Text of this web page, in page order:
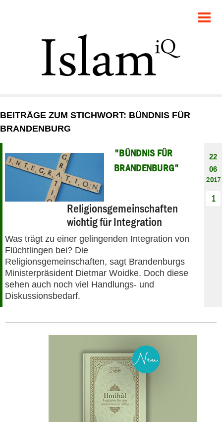
GESELLSCHAFT
STARTSEITE
PANORAMA
BEITRÄGE ZUM STICHWORT: BÜNDNIS FÜR
BRANDENBURG
"BÜNDNIS FÜR
BRANDENBURG"
Religionsgemeinschaften
wichtig für Integration
Was trägt zu einer gelingenden Integration von
Flüchtlingen bei? Die
Religionsgemeinschaften, sagt Brandenburgs
Ministerpräsident Dietmar Woidke. Doch diese
sehen auch noch viel Handlungs- und
Diskussionsbedarf.
22
06
2017
1